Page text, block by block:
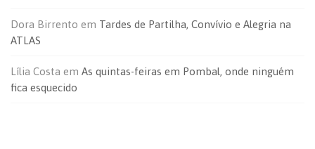
Dora Birrento em Tardes de Partilha, Convívio e Alegria na
ATLAS
Lília Costa em As quintas-feiras em Pombal, onde ninguém
fica esquecido